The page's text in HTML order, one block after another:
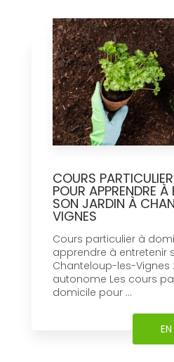
COURS
POUR APPRENDRE À
SON JARDIN À
VIGNES
Cours particulier à
apprendre à entretenir
Chanteloup-les-Vignes
autonome Les cours
domicile pour ...